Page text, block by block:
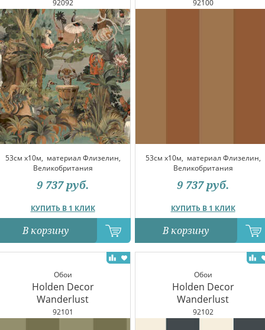
92092
53см x10м, материал Флизелин,
Великобритания
КУПИТЬ В 1 КЛИК
9 737 руб.
В корзину
92100
53см x10м, материал Флизелин,
Великобритания
КУПИТЬ В 1 КЛИК
9 737 руб.
В корзину
Обои
Holden Decor
Wanderlust
92101
Обои
Holden Decor
Wanderlust
92102